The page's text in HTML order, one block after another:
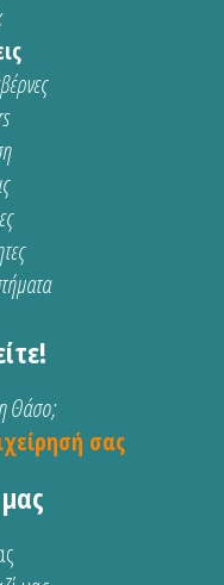
Θάσο;
σας